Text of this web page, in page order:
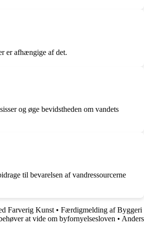
er afhængige af det.
og øge bevidstheden om vandets
til bevarelsen af vandressourcerne
Farverig Kunst • Færdigmelding af Byggeri
at vide om byfornyelsesloven • Anders